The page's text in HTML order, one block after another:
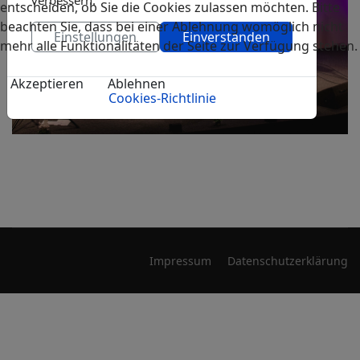
Impressum Datenschutzerklärung
Einstellungen Einverstanden
Cookies-Richtlinie
entscheiden, ob Sie die Cookies zulassen möchten. Bitte
beachten Sie, dass bei einer Ablehnung womöglich nicht
mehr alle Funktionalitäten der Seite zur Verfügung stehen.
Akzeptieren Ablehnen